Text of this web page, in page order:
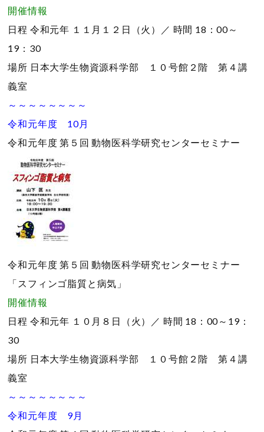
開催情報
日程 令和元年 １１月１２日（火）／ 時間 18：00～
19：30
場所 日本大学生物資源科学部 １０号館２階 第４講
義室
～～～～～～～～
令和元年度 10月
令和元年度 第５回 動物医科学研究センターセミナー
令和元年度 第５回 動物医科学研究センターセミナー
「スフィンゴ脂質と病気」
開催情報
日程 令和元年 １０月８日（火）／ 時間 18：00～19：
30
場所 日本大学生物資源科学部 １０号館２階 第４講
義室
～～～～～～～～
令和元年度 9月